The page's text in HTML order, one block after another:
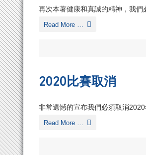
再次本著健康和真誠的精神，我
Read More …
2020比賽取消
非常遺憾的宣布我們必須取消
Read More …